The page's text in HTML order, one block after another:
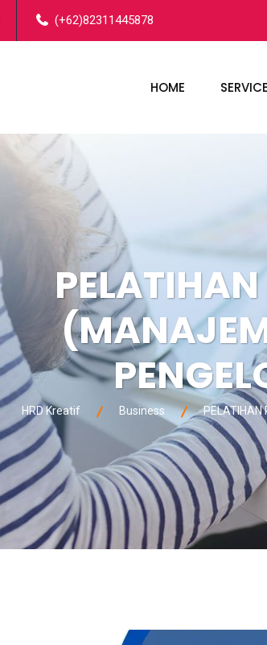
(+62)82311445878
HOME
HRD Kreatif Business PELATIHAN